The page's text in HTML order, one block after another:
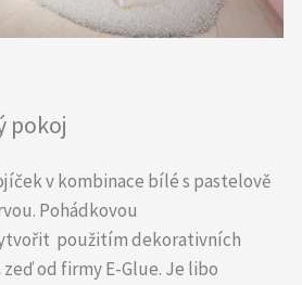
pokoj
v kombinace bílé s pastelově
Pohádkovou
použitím dekorativních
od firmy E-Glue. Je libo